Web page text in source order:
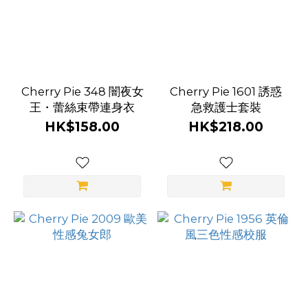
Cherry Pie 348 闇夜女
王・蕾絲束帶連身衣
HK$158.00
Cherry Pie 1601 誘惑
急救護士套裝
HK$218.00